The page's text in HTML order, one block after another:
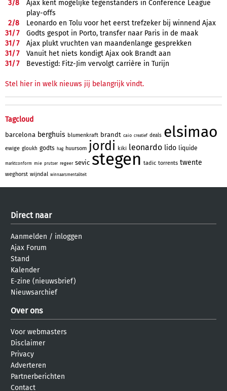
3/8
Ajax kent mogelijke tegenstanders in Conference League
play-offs
2/8
Leonardo en Tolu voor het eerst trefzeker bij winnend Ajax
31/7
Godts gespot in Porto, transfer naar Paris in de maak
31/7
Ajax plukt vruchten van maandenlange gesprekken
31/7
Vanuit het niets kondigt Ajax ook Brandt aan
31/7 Bevestigd: Fitz-Jim vervolgt carrière in Turijn
Stel hier in welk nieuws jij belangrijk vindt.
Tagcloud
barcelona berghuis blumenkraft brandt caio creatief deals elsimao
ewige gloukh godts hag huursom jordi kiki leonardo lido liquide
marktconform mie prutser regeer sevic stegen tadic torrents twente
weghorst wijndal winnaarsmentaliteit
Direct naar
Aanmelden / inloggen
Ajax Forum
Stand
Kalender
E-zine (nieuwsbrief)
Nieuwsarchief
Over ons
Voor webmasters
Disclaimer
Privacy
Adverteren
Partnerberichten
Contact